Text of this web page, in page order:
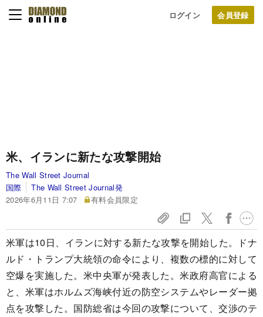
ログイン
米、イランに新たな攻撃開始
The Wall Street Journal
国際
The Wall Street Journal発
2026年6月11日 7:07
有料会員限定
米軍は10日、イランに対する新たな攻撃を開始した。ドナ
ルド・トランプ大統領の命令により、複数の標的に対して
空爆を実施した。米中央軍が発表した。米政府高官による
と、米軍はホルムズ海峡付近の防空システムやレーダー拠
点を攻撃した。国防総省は今回の攻撃について、交渉のテ